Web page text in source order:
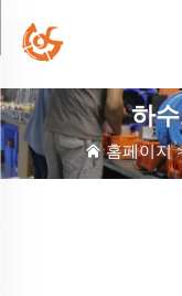
하
홈페이지